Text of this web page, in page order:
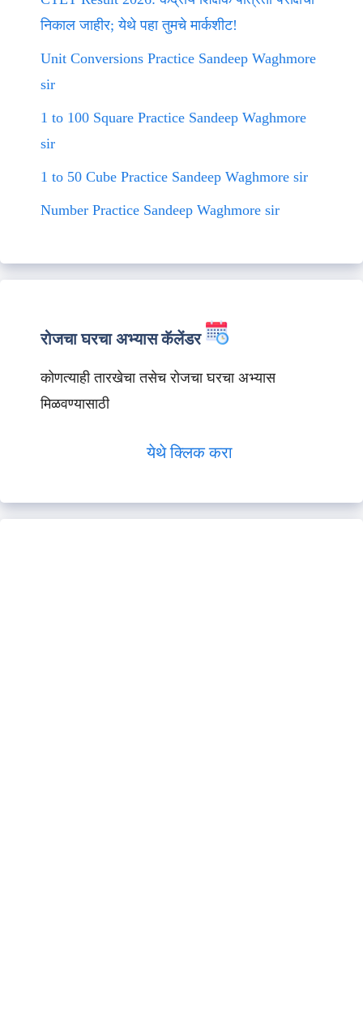
निकाल जाहीर; येथे पहा तुमचे मार्कशीट!
Unit Conversions Practice Sandeep Waghmore
sir
1 to 100 Square Practice Sandeep Waghmore
sir
1 to 50 Cube Practice Sandeep Waghmore sir
Number Practice Sandeep Waghmore sir
रोजचा घरचा अभ्यास कॅलेंडर
कोणत्याही तारखेचा तसेच रोजचा घरचा अभ्यास
मिळवण्यासाठी
येथे क्लिक करा